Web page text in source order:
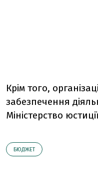
Крім того,
забезпечення
Міністерство
БЮДЖЕТ